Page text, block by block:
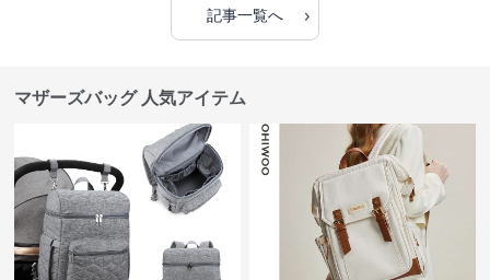
記事一覧へ ›
マザーズバッグ 人気アイテム